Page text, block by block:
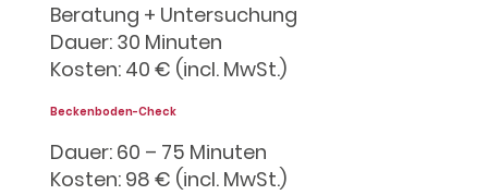
Beratung + Untersuchung
Dauer: 30 Minuten
Kosten: 40 € (incl. MwSt.)
Beckenboden-Check
Dauer: 60 – 75 Minuten
Kosten: 98 € (incl. MwSt.)